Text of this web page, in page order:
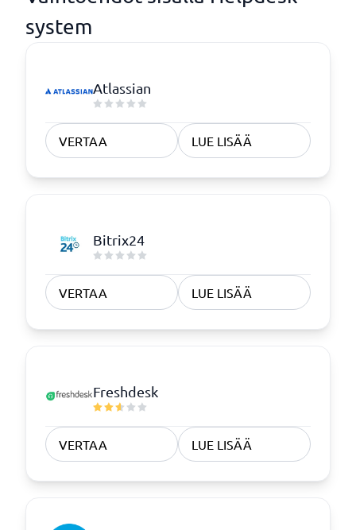
system
Atlassian
VERTAA LUE LISÄÄ
Bitrix24
VERTAA LUE LISÄÄ
Freshdesk
VERTAA LUE LISÄÄ